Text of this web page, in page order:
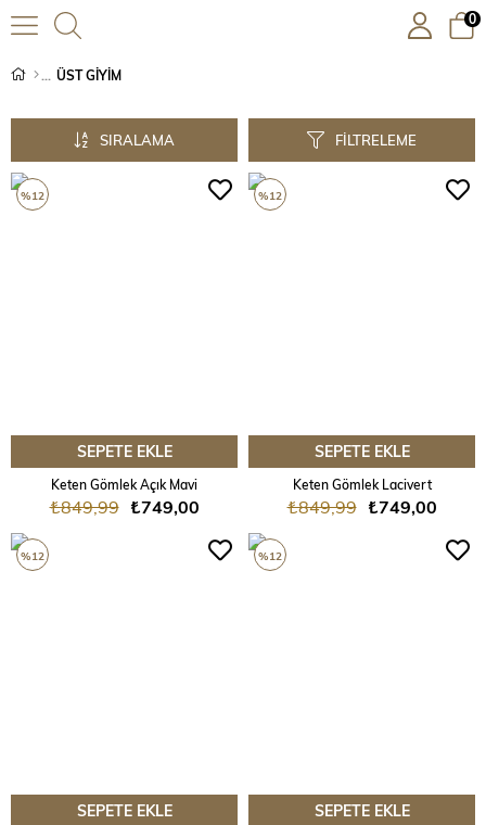
0
ÜST GİYİM
FILTRELEME
SIRALAMA
SEPETE EKLE
Keten Gömlek Açık Mavi
₺749,00
₺849,99
%12
SEPETE EKLE
Keten Gömlek Lacivert
₺749,00
₺849,99
%12
SEPETE EKLE
%12
SEPETE EKLE
%12